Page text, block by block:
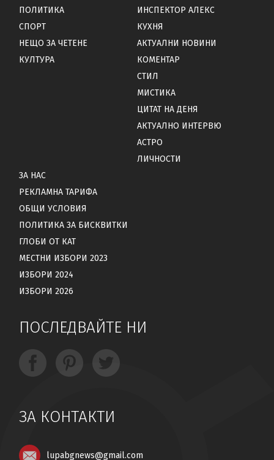
ПОЛИТИКА
СПОРТ
НЕЩО ЗА ЧЕТЕНЕ
КУЛТУРА
ИНСПЕКТОР АЛЕКС
КУХНЯ
АКТУАЛНИ НОВИНИ
КОМЕНТАР
СТИЛ
МИСТИКА
ЦИТАТ НА ДЕНЯ
АКТУАЛНО ИНТЕРВЮ
АСТРО
ЛИЧНОСТИ
ЗА НАС
РЕКЛАМНА ТАРИФА
ОБЩИ УСЛОВИЯ
ПОЛИТИКА ЗА БИСКВИТКИ
ГЛОБИ ОТ КАТ
МЕСТНИ ИЗБОРИ 2023
ИЗБОРИ 2024
ИЗБОРИ 2026
ПОСЛЕДВАЙТЕ НИ
ЗА КОНТАКТИ
lupabgnews@gmail.com